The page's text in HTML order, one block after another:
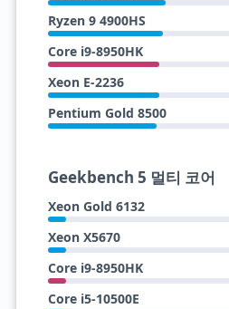
Ryzen 9 4900HS
Core i9-8950HK
Xeon E-2236
Pentium Gold 8500
Geekbench 5 멀티 코어
Xeon Gold 6132
Xeon X5670
Core i9-8950HK
Core i5-10500E